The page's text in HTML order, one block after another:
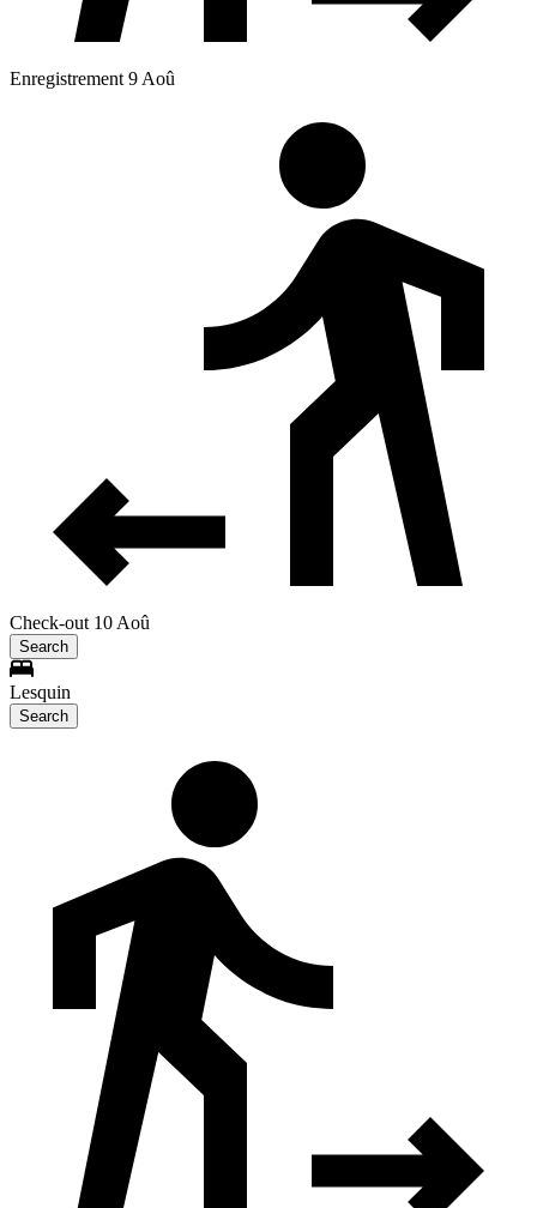
Enregistrement 9 Aoû
Check-out 10 Aoû
Search
Lesquin
Search